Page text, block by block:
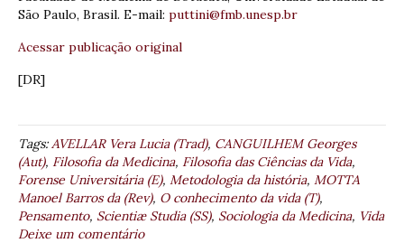
São Paulo, Brasil. E-mail: puttini@fmb.unesp.br
Acessar publicação original
[DR]
Tags:AVELLAR Vera Lucia (Trad), CANGUILHEM Georges
(Aut), Filosofia da Medicina, Filosofia das Ciências da Vida,
Forense Universitária (E), Metodologia da história, MOTTA
Manoel Barros da (Rev), O conhecimento da vida (T),
Pensamento, Scientiæ Studia (SS), Sociologia da Medicina, Vida
Deixe um comentário